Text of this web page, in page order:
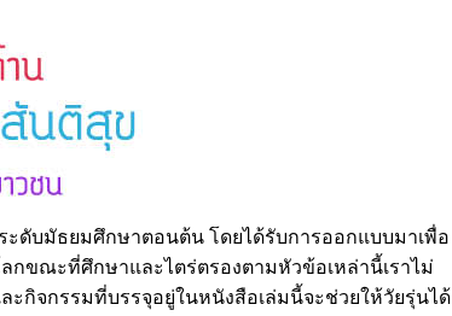
ดับมัธยมศึกษาตอนต้น โดยได้รับการออกแบบมาเพื่อ
กขณะที่ศึกษาและไตร่ตรองตามหัวข้อเหล่านี้เราไม่
กิจกรรมที่บรรจุอยู่ในหนังสือเล่มนี้จะช่วยให้วัยรุ่นได้